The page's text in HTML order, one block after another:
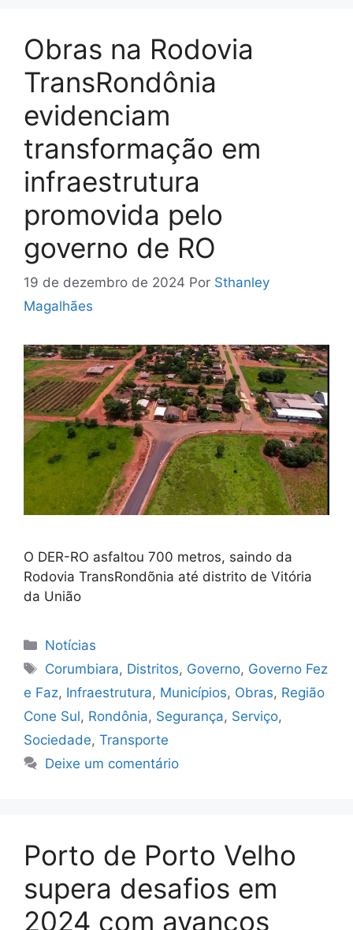
Obras na Rodovia
TransRondônia
evidenciam
transformação em
infraestrutura
promovida pelo
governo de RO
19 de dezembro de 2024 Por Sthanley
Magalhães
O DER-RO asfaltou 700 metros, saindo da
Rodovia TransRondõnia até distrito de Vitória
da União
Categorias
Notícias
Tags
Corumbiara, Distritos, Governo, Governo Fez
e Faz, Infraestrutura, Municípios, Obras, Região
Cone Sul, Rondônia, Segurança, Serviço,
Sociedade, Transporte
Deixe um comentário
Porto de Porto Velho
supera desafios em
2024 com avanços